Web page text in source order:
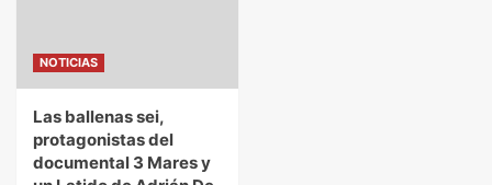
NOTICIAS
Las ballenas sei,
protagonistas del
documental 3 Mares y